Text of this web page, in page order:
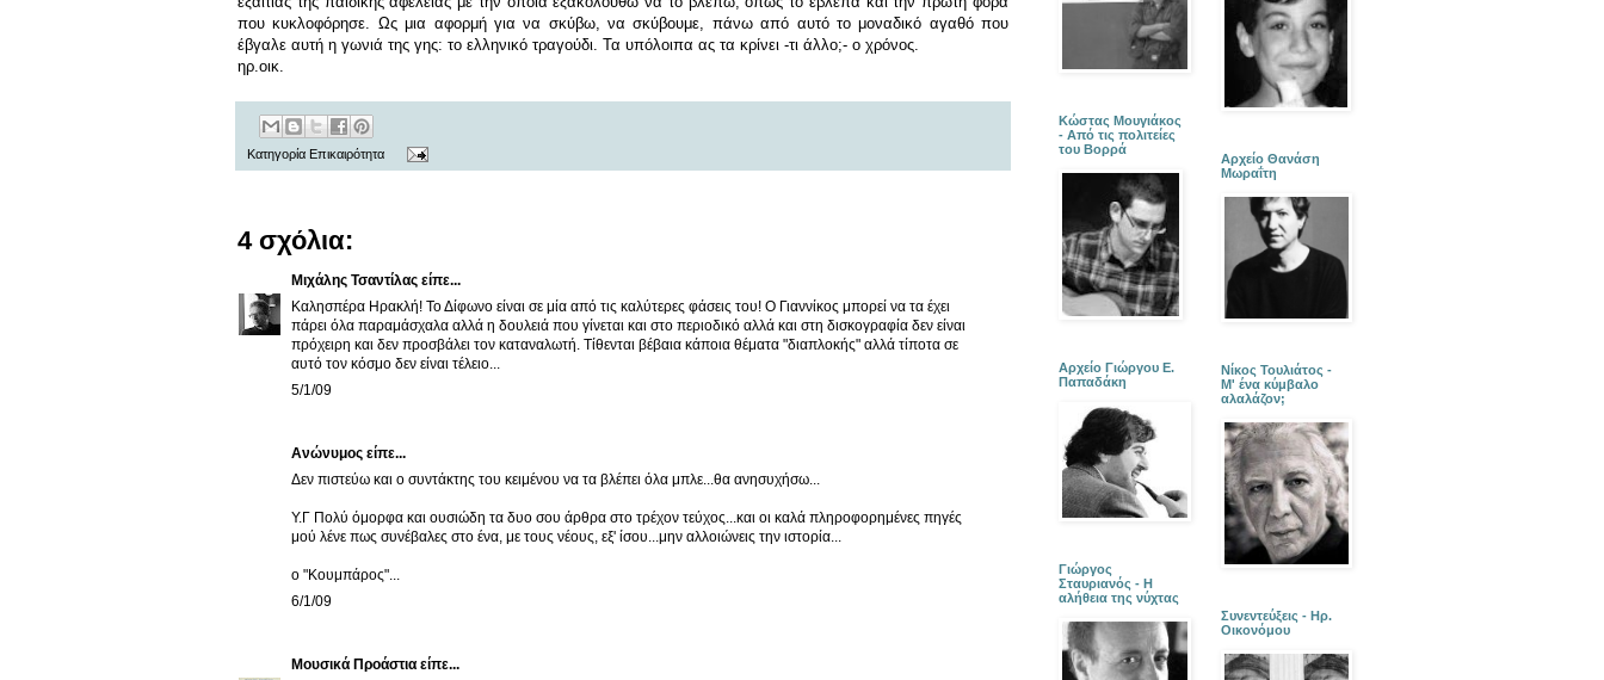
που κυκλοφόρησε. Ως μια αφορμή για να σκύβω, να σκύβουμε, πάνω από αυτό το μοναδικό αγαθό που
έβγαλε αυτή η γωνιά της γης: το ελληνικό τραγούδι. Τα υπόλοιπα ας τα κρίνει -τι άλλο;- ο χρόνος.
ηρ.οικ.
Κατηγορία Επικαιρότητα
4 σχόλια:
Μιχάλης Τσαντίλας είπε...
Καλησπέρα Ηρακλή! Το Δίφωνο είναι σε μία από τις καλύτερες φάσεις του! Ο Γιαννίκος μπορεί να τα έχει
πάρει όλα παραμάσχαλα αλλά η δουλειά που γίνεται και στο περιοδικό αλλά και στη δισκογραφία δεν είναι
πρόχειρη και δεν προσβάλει τον καταναλωτή. Τίθενται βέβαια κάποια θέματα "διαπλοκής" αλλά τίποτα σε
αυτό τον κόσμο δεν είναι τέλειο...
5/1/09
Ανώνυμος είπε...
Δεν πιστεύω και ο συντάκτης του κειμένου να τα βλέπει όλα μπλε...θα ανησυχήσω...
Υ.Γ Πολύ όμορφα και ουσιώδη τα δυο σου άρθρα στο τρέχον τεύχος...και οι καλά πληροφορημένες πηγές
μού λένε πως συνέβαλες στο ένα, με τους νέους, εξ' ίσου...μην αλλοιώνεις την ιστορία...
ο "Κουμπάρος"...
6/1/09
Μουσικά Προάστια είπε...
Κώστας Μουγιάκος
- Από τις πολιτείες
του Βορρά
Αρχείο Γιώργου Ε.
Παπαδάκη
Γιώργος
Σταυριανός - Η
αλήθεια της νύχτας
Αρχείο Θανάση
Μωραΐτη
Νίκος Τουλιάτος -
Μ' ένα κύμβαλο
αλαλάζον;
Συνεντεύξεις - Ηρ.
Οικονόμου